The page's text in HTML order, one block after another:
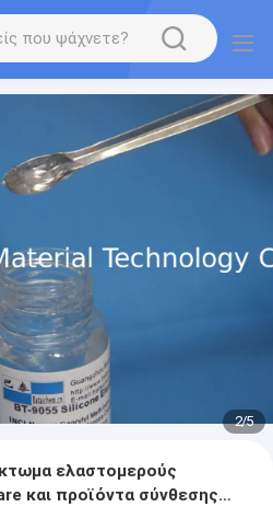
2/5
ελαστομερούς
σύνθεσης